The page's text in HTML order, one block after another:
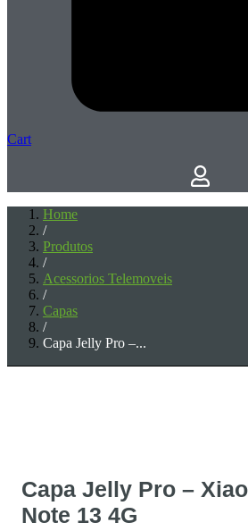
Cart
Home
/
Produtos
/
Acessorios Telemoveis
/
Capas
/
Capa Jelly Pro –...
Capa Jelly Pro –
Note 13 4G